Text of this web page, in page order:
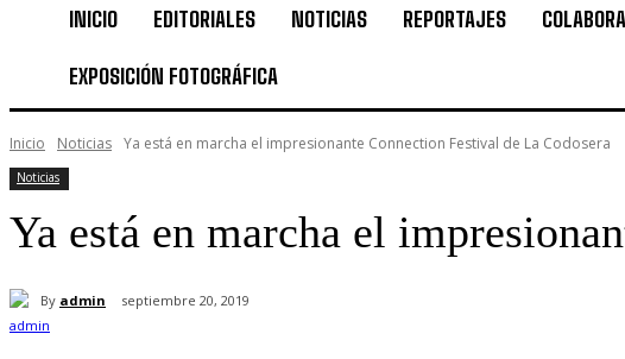
INICIO EDITORIALES NOTICIAS REPORTAJES
EXPOSICIÓN FOTOGRÁFICA
Inicio Noticias Ya está en marcha el impresionante Connection Festival de La Codosera
Noticias
Ya está en marcha el
By admin septiembre 20, 2019